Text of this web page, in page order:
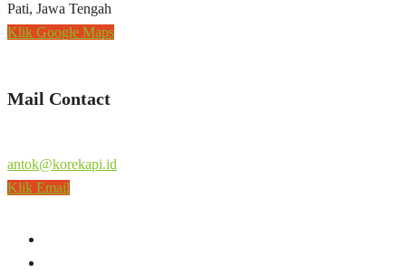
Pati, Jawa Tengah
Klik Google Maps
Mail Contact
antok@korekapi.id
Klik Email